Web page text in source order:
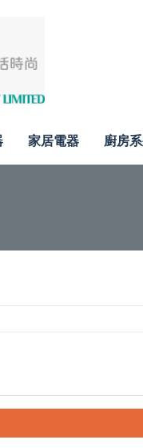
家居電器 廚房